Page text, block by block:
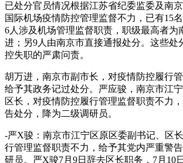
已处分官员情况根据江苏省纪委监委及南
国际机场疫情防控管理监督不力，已有15
6人涉及机场管理监督职责，职级最高者为
进；另9人由南京市直接通报处分。这些处
控失职的严肃问责。
胡万进，南京市副市长，对疫情防控履行
给予其政务记过处分。严应骏，南京市江宁
区长，对疫情防控履行管理监督职责不力
告处分，降为二级调研员。
-严X骏：南京市江宁区原区委副书记、区
行管理监督职责不力，给予其党内严重警
研员。严X骏7月9日辞去区长职务，7月10